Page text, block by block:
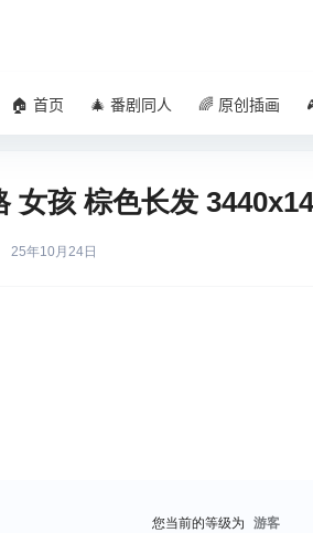
🏠 首页 🎄 番剧同人 🌈 原创插画
女孩 棕色长发
25年10月24日
您当前的等级为 游客